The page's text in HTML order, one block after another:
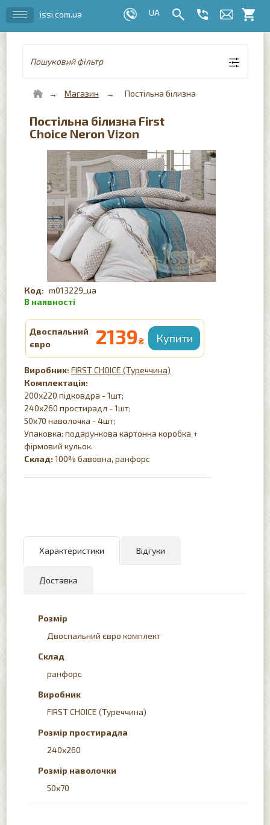
issi.com.ua
Пошуковий фільтр
Магазин Постільна білизна
Постільна білизна First
Choice Neron Vizon
m013229_ua
Двоспальний
євро
2139₴
FIRST CHOICE (Туреччина)
Комплектація:
200х220 підковдра - 1шт;
240х260 простирадл - 1шт;
50х70 наволочка - 4шт;
Упаковка: подарункова картонна коробка +
фірмовий кульок.
Склад: 100% бавовна, ранфорс
Характеристики Відгуки
Доставка
Розмір
Двоспальний євро комплект
Склад
ранфорс
Виробник
FIRST CHOICE (Туреччина)
Розмір простирадла
240x260
Розмір наволочки
50х70